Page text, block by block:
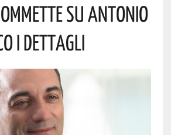
Su Antonio
I Dettagli